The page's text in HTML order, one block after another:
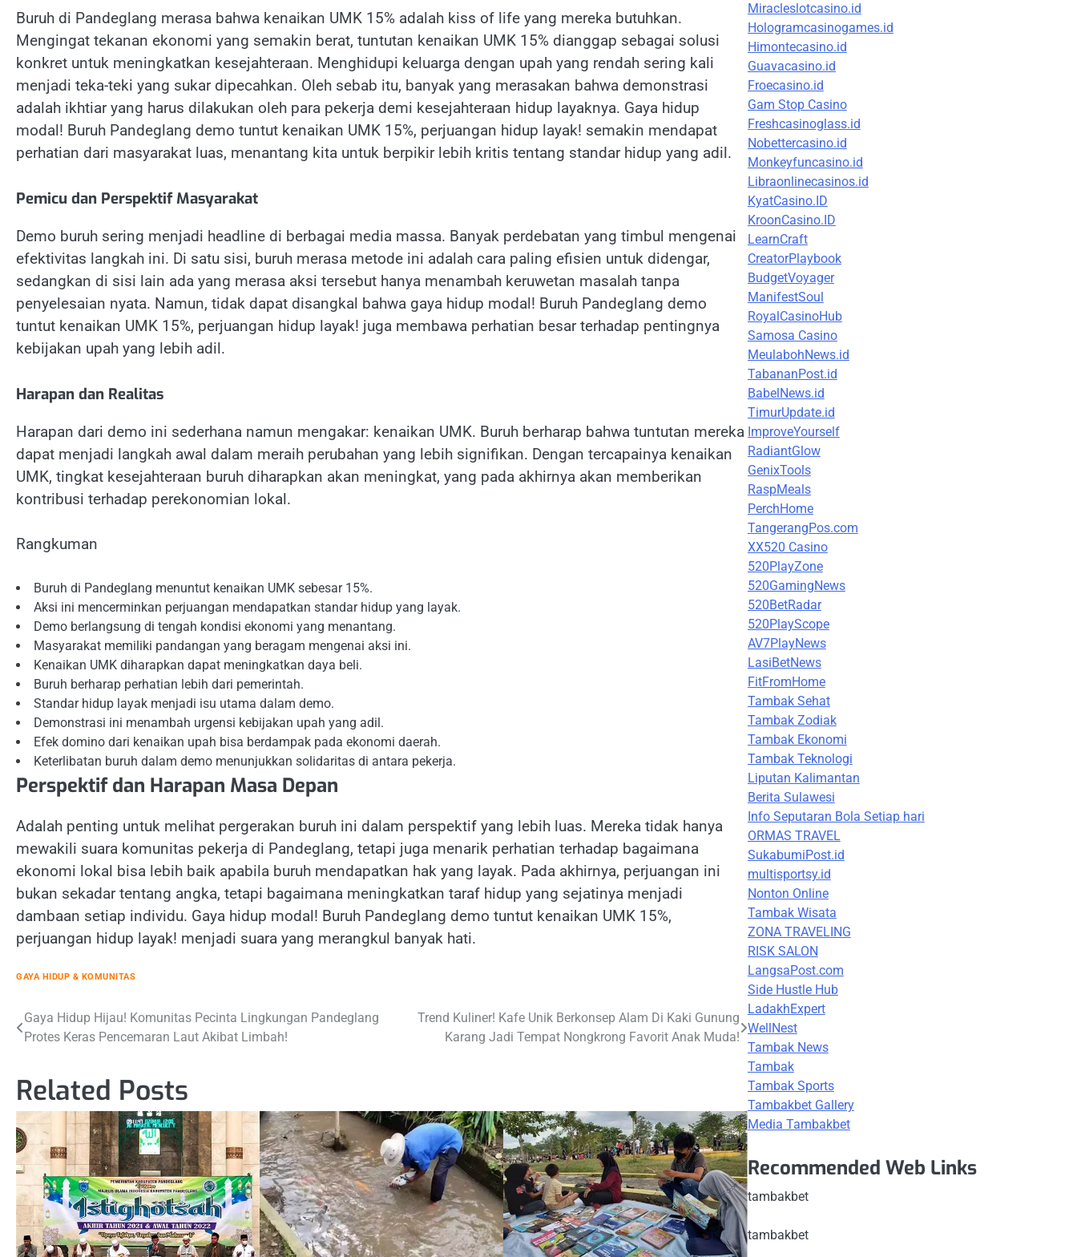
Buruh di Pandeglang merasa bahwa kenaikan UMK 15% adalah kiss of life yang mereka butuhkan.
Mengingat tekanan ekonomi yang semakin berat, tuntutan kenaikan UMK 15% dianggap sebagai solusi
konkret untuk meningkatkan kesejahteraan. Menghidupi keluarga dengan upah yang rendah sering kali
menjadi teka-teki yang sukar dipecahkan. Oleh sebab itu, banyak yang merasakan bahwa demonstrasi
adalah ikhtiar yang harus dilakukan oleh para pekerja demi kesejahteraan hidup layaknya. Gaya hidup
modal! Buruh Pandeglang demo tuntut kenaikan UMK 15%, perjuangan hidup layak! semakin mendapat
perhatian dari masyarakat luas, menantang kita untuk berpikir lebih kritis tentang standar hidup yang adil.
Pemicu dan Perspektif Masyarakat
Demo buruh sering menjadi headline di berbagai media massa. Banyak perdebatan yang timbul mengenai
efektivitas langkah ini. Di satu sisi, buruh merasa metode ini adalah cara paling efisien untuk didengar,
sedangkan di sisi lain ada yang merasa aksi tersebut hanya menambah keruwetan masalah tanpa
penyelesaian nyata. Namun, tidak dapat disangkal bahwa gaya hidup modal! Buruh Pandeglang demo
tuntut kenaikan UMK 15%, perjuangan hidup layak! juga membawa perhatian besar terhadap pentingnya
kebijakan upah yang lebih adil.
Harapan dan Realitas
Harapan dari demo ini sederhana namun mengakar: kenaikan UMK. Buruh berharap bahwa tuntutan mereka
dapat menjadi langkah awal dalam meraih perubahan yang lebih signifikan. Dengan tercapainya kenaikan
UMK, tingkat kesejahteraan buruh diharapkan akan meningkat, yang pada akhirnya akan memberikan
kontribusi terhadap perekonomian lokal.
Rangkuman
Buruh di Pandeglang menuntut kenaikan UMK sebesar 15%.
Aksi ini mencerminkan perjuangan mendapatkan standar hidup yang layak.
Demo berlangsung di tengah kondisi ekonomi yang menantang.
Masyarakat memiliki pandangan yang beragam mengenai aksi ini.
Kenaikan UMK diharapkan dapat meningkatkan daya beli.
Buruh berharap perhatian lebih dari pemerintah.
Standar hidup layak menjadi isu utama dalam demo.
Demonstrasi ini menambah urgensi kebijakan upah yang adil.
Efek domino dari kenaikan upah bisa berdampak pada ekonomi daerah.
Keterlibatan buruh dalam demo menunjukkan solidaritas di antara pekerja.
Perspektif dan Harapan Masa Depan
Adalah penting untuk melihat pergerakan buruh ini dalam perspektif yang lebih luas. Mereka tidak hanya
mewakili suara komunitas pekerja di Pandeglang, tetapi juga menarik perhatian terhadap bagaimana
ekonomi lokal bisa lebih baik apabila buruh mendapatkan hak yang layak. Pada akhirnya, perjuangan ini
bukan sekadar tentang angka, tetapi bagaimana meningkatkan taraf hidup yang sejatinya menjadi
dambaan setiap individu. Gaya hidup modal! Buruh Pandeglang demo tuntut kenaikan UMK 15%,
perjuangan hidup layak! menjadi suara yang merangkul banyak hati.
GAYA HIDUP & KOMUNITAS
Post
Gaya Hidup Hijau! Komunitas Pecinta Lingkungan Pandeglang
Protes Keras Pencemaran Laut Akibat Limbah!
Trend Kuliner! Kafe Unik Berkonsep Alam Di Kaki Gunung
Karang Jadi Tempat Nongkrong Favorit Anak Muda!
Related Posts
Miracleslotcasino.id
Hologramcasinogames.id
Himontecasino.id
Guavacasino.id
Froecasino.id
Gam Stop Casino
Freshcasinoglass.id
Nobettercasino.id
Monkeyfuncasino.id
Libraonlinecasinos.id
KyatCasino.ID
KroonCasino.ID
LearnCraft
CreatorPlaybook
BudgetVoyager
ManifestSoul
RoyalCasinoHub
Samosa Casino
MeulabohNews.id
TabananPost.id
BabelNews.id
TimurUpdate.id
ImproveYourself
RadiantGlow
GenixTools
RaspMeals
PerchHome
TangerangPos.com
XX520 Casino
520PlayZone
520GamingNews
520BetRadar
520PlayScope
AV7PlayNews
LasiBetNews
FitFromHome
Tambak Sehat
Tambak Zodiak
Tambak Ekonomi
Tambak Teknologi
Liputan Kalimantan
Berita Sulawesi
Info Seputaran Bola Setiap hari
ORMAS TRAVEL
SukabumiPost.id
multisportsy.id
Nonton Online
Tambak Wisata
ZONA TRAVELING
RISK SALON
LangsaPost.com
Side Hustle Hub
LadakhExpert
WellNest
Tambak News
Tambak
Tambak Sports
Tambakbet Gallery
Media Tambakbet
Recommended Web Links
tambakbet
tambakbet